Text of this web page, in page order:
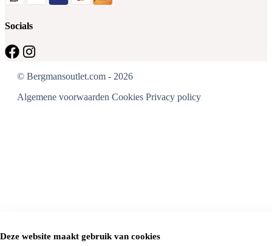
Deze website maakt gebruik van cookies
Socials
© Bergmansoutlet.com - 2026
Algemene voorwaarden Cookies Privacy policy